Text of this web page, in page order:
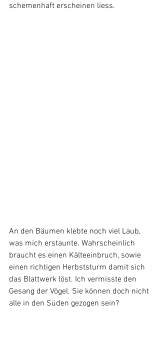
schemenhaft erscheinen liess.
An den Bäumen klebte noch viel Laub,
was mich erstaunte. Wahrscheinlich
braucht es einen Kälteeinbruch, sowie
einen richtigen Herbststurm damit sich
das Blattwerk löst. Ich vermisste den
Gesang der Vögel. Sie können doch nicht
alle in den Süden gezogen sein?